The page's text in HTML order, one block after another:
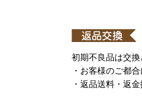
初期不良品は交換
・お客様のご都
・返品送料・返